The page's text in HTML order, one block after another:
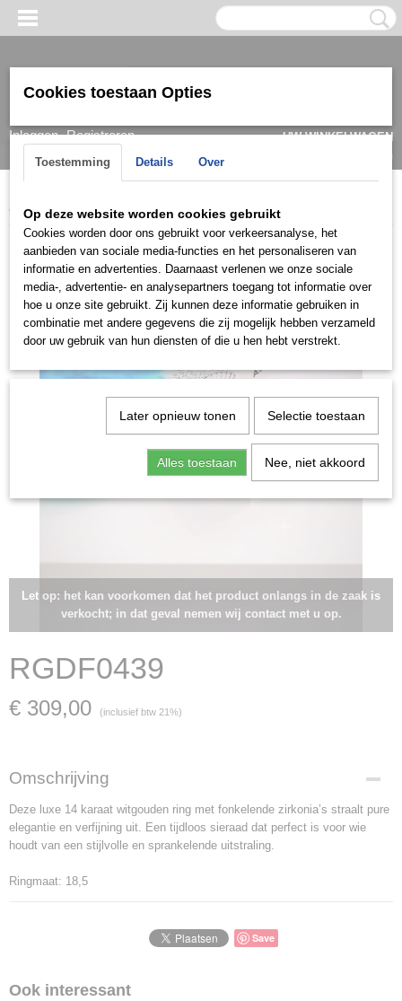
Inloggen Registreren
UW WINKELWAGEN
(0)
Home > > Damesringen Ringen 14k >RGDF0439
Let op: het kan voorkomen dat het product onlangs in de zaak is
verkocht; in dat geval nemen wij contact met u op.
RGDF0439
€ 309,00 (inclusief btw 21%)
Omschrijving
Deze luxe 14 karaat witgouden ring met fonkelende zirkonia’s straalt pure
elegantie en verfijning uit. Een tijdloos sieraad dat perfect is voor wie
houdt van een stijlvolle en sprankelende uitstraling.
Ringmaat: 18,5
Save
Ook interessant
Cookies toestaan Opties
Toestemming Details Over
Op deze website worden cookies gebruikt
Cookies worden door ons gebruikt voor verkeersanalyse, het
aanbieden van sociale media-functies en het personaliseren van
informatie en advertenties. Daarnaast verlenen we onze sociale
media-, advertentie- en analysepartners toegang tot informatie over
hoe u onze site gebruikt. Zij kunnen deze informatie gebruiken in
combinatie met andere gegevens die zij mogelijk hebben verzameld
door uw gebruik van hun diensten of die u hen hebt verstrekt.
Later opnieuw tonen Selectie toestaan
Alles toestaan Nee, niet akkoord